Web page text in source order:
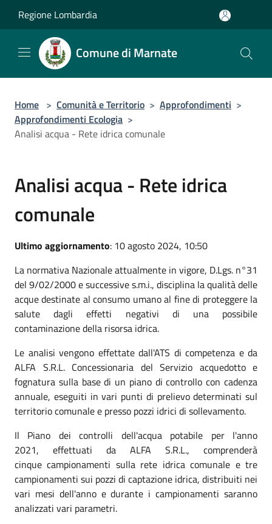
Regione Lombardia
Comune di Marnate
Home > Comunità e Territorio > Approfondimenti >
Approfondimenti Ecologia >
Analisi acqua - Rete idrica comunale
Analisi acqua - Rete idrica
comunale
Ultimo aggiornamento: 10 agosto 2024, 10:50
La normativa Nazionale attualmente in vigore, D.Lgs. n°31
del 9/02/2000 e successive s.m.i., disciplina la qualità delle
acque destinate al consumo umano al fine di proteggere la
salute dagli effetti negativi di una possibile
contaminazione della risorsa idrica.
Le analisi vengono effettate dall'ATS di competenza e da
ALFA S.R.L. Concessionaria del Servizio acquedotto e
fognatura sulla base di un piano di controllo con cadenza
annuale, eseguiti in vari punti di prelievo determinati sul
territorio comunale e presso pozzi idrici di sollevamento.
Il Piano dei controlli dell'acqua potabile per l'anno
2021, effettuati da ALFA S.R.L., comprenderà
cinque campionamenti sulla rete idrica comunale e tre
campionamenti sui pozzi di captazione idrica, distribuiti nei
vari mesi dell'anno e durante i campionamenti saranno
analizzati vari parametri.